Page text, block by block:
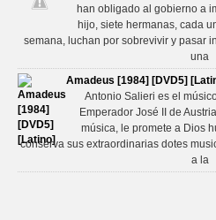
han obligado al gobierno a
hijo, siete hermanas, cada
semana, luchan por sobrevivir y pasar
una
Amadeus [1984] [DVD5]
Antonio Salieri es el
Emperador José II de
música, le promete a Dios
conserva sus extraordinarias dotes
a la